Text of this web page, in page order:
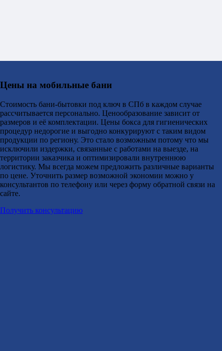
Цены на мобильные бани
Стоимость бани-бытовки под ключ в СПб в каждом случае
рассчитывается персонально. Ценообразование зависит от
размеров и её комплектации. Цены бокса для гигиенических
процедур недорогие и выгодно конкурируют с таким видом
продукции по региону. Это стало возможным потому что мы
исключили издержки, связанные с работами на выезде, на
территории заказчика и оптимизировали внутреннюю
логистику. Мы всегда можем предложить различные варианты
по цене. Уточнить размер возможной экономии можно у
консультантов по телефону или через форму обратной связи на
сайте.
Получить консультацию